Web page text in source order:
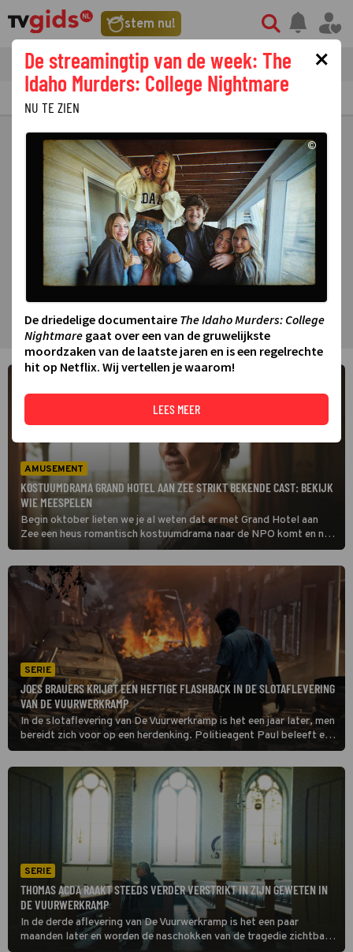
stem nu!
tvgids streaming nieuws
PRIMETIME GEMIST
AMUSEMENT
KOSTUUMDRAMA GRAND HOTEL AAN ZEE STRIKT BEKENDE CAST: BEKIJK
WIE MEESPELEN
Begin oktober lieten we je al weten dat er met Grand Hotel aan
Zee een heus romantisch kostuumdrama naar de NPO komt en nu
kunnen we je ook vertellen welke acteurs daar zoal in gaan
schitteren. Thekla Reuten is er daar een van. Lees snel verder.
SERIE
JOES BRAUERS KRIJGT EEN HEFTIGE FLASHBACK IN DE SLOTAFLEVERING
VAN DE VUURWERKRAMP
In de slotaflevering van De Vuurwerkramp is het een jaar later, men
bereidt zich voor op een herdenking. Politieagent Paul beleeft een
heftige flashback van die bewuste middag.
SERIE
THOMAS ACDA RAAKT STEEDS VERDER VERSTRIKT IN ZIJN GEWETEN IN
DE VUURWERKRAMP
In de derde aflevering van De Vuurwerkramp is het een paar
maanden later en worden de naschokken van de tragedie zichtbaar.
×
De streamingtip van de week: The
Idaho Murders: College Nightmare
NU TE ZIEN
©
De driedelige documentaire The Idaho Murders: College
Nightmare gaat over een van de gruwelijkste
moordzaken van de laatste jaren en is een regelrechte
hit op Netflix. Wij vertellen je waarom!
LEES MEER